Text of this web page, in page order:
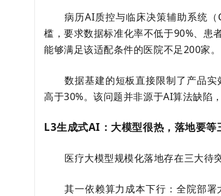
病历AI质控与临床决策辅助系统（
槛，要求数据标准化率不低于90%、患
能够满足该适配条件的医院不足200家。
数据基建的短板直接限制了产品
高于30%。该问题并非源于AI算法缺陷
L3生成式AI：大模型很热，落地要等
医疗大模型规模化落地存在三大待
其一依赖算力成本下行：全院部